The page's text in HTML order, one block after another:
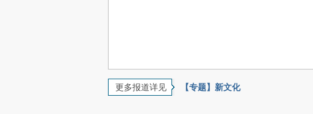
更多报道详见 【专题】新文化